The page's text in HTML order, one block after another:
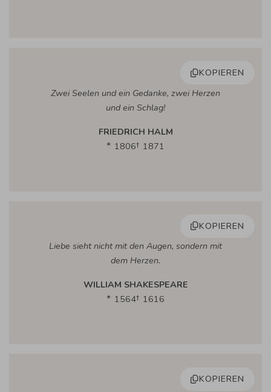
KOPIEREN
Zwei Seelen und ein Gedanke, zwei Herzen
und ein Schlag!
FRIEDRICH HALM
1806
1871
KOPIEREN
Liebe sieht nicht mit den Augen, sondern mit
dem Herzen.
WILLIAM SHAKESPEARE
1564 1616
KOPIEREN